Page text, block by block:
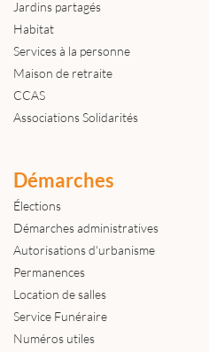
Jardins partagés
Habitat
Services à la personne
Maison de retraite
CCAS
Associations Solidarités
Démarches
Élections
Démarches administratives
Autorisations d'urbanisme
Permanences
Location de salles
Service Funéraire
Numéros utiles